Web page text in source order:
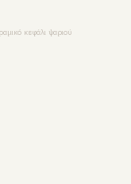
κεφάλι ψαριού